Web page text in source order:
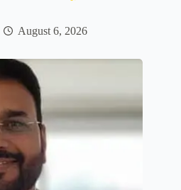
August 6, 2026